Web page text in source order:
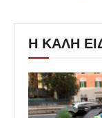
Η ΚΑΛΗ